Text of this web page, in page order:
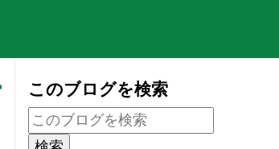
このブログを検索